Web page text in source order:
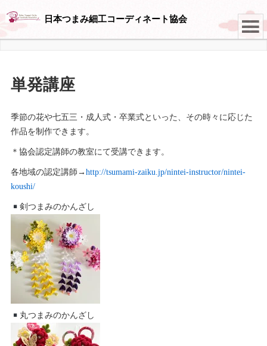
日本つまみ細工コーディネート協会
単発講座
季節の花や七五三・成人式・卒業式といった、その時々に応じた
作品を制作できます。
＊協会認定講師の教室にて受講できます。
各地域の認定講師→ http://tsumami-zaiku.jp/nintei-instructor/nintei-
koushi/
剣つまみのかんざし
丸つまみのかんざし